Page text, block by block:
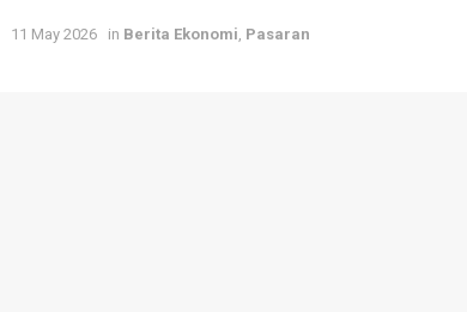
11 May 2026 in Berita Ekonomi Pasaran